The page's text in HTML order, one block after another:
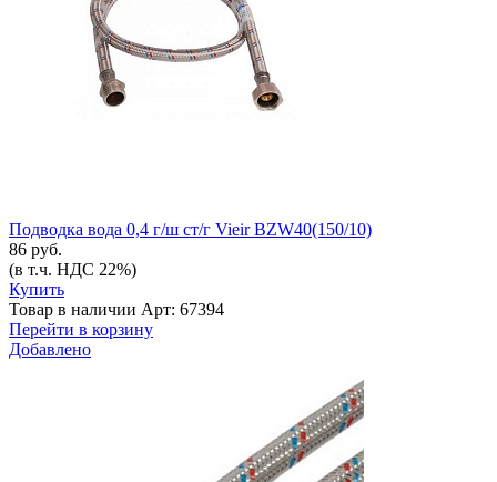
Подводка вода 0,4 г/ш ст/г Vieir BZW40(150/10)
86 руб.
(в т.ч. НДС 22%)
Купить
Товар в наличии Арт: 67394
Перейти в корзину
Добавлено